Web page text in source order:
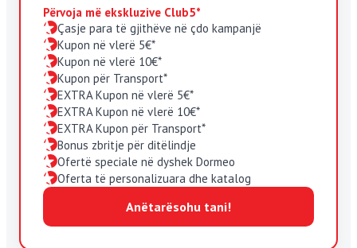
Përvoja më ekskluzive Club5*
Çasje para të gjithëve në çdo kampanjë
Kupon në vlerë 5€*
Kupon në vlerë 10€*
Kupon për Transport*
EXTRA Kupon në vlerë 5€*
EXTRA Kupon në vlerë 10€*
EXTRA Kupon për Transport*
Bonus zbritje për ditëlindje
Ofertë speciale në dyshek Dormeo
Oferta të personalizuara dhe katalog
Anëtarësohu tani!